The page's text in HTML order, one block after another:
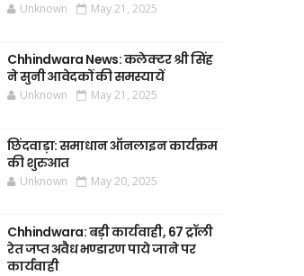
Unknown May 21, 2025
Chhindwara News: कलेक्टर श्री सिंह
ने सुनी आवेदकों की समस्यायें
Unknown May 21, 2025
छिंदवाड़ा: समाधान ऑनलाइन कार्यक्रम
की शुरुआत
Unknown May 20, 2025
Chhindwara: बड़ी कार्यवाही, 67 ट्रॉली
रेत जप्त अवैध भण्डारण पाये जाने पर
कार्यवाही